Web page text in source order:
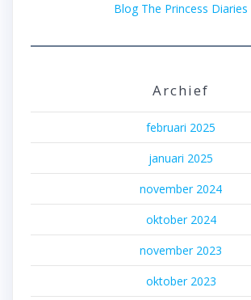
Blog The Princess Diaries
Archief
februari 2025
januari 2025
november 2024
oktober 2024
november 2023
oktober 2023